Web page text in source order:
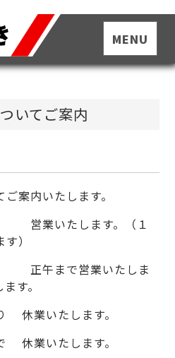
いてご案内
案内いたします。
営業いたします。（１
）
正午まで営業いたしま
す。
休業いたします。
休業いたします。